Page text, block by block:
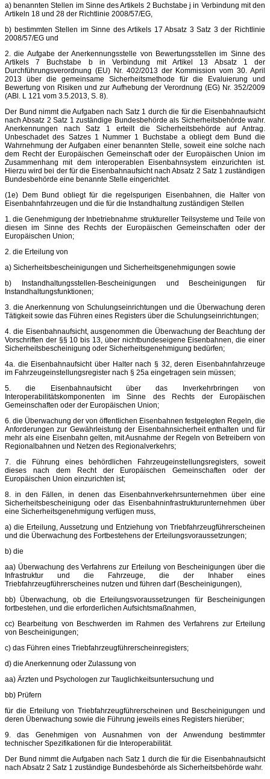
a) benannten Stellen im Sinne des Artikels 2 Buchstabe j in Verbindung mit den
Artikeln 18 und 28 der Richtlinie 2008/57/EG,
b) bestimmten Stellen im Sinne des Artikels 17 Absatz 3 Satz 3 der Richtlinie
2008/57/EG und
2. die Aufgabe der Anerkennungsstelle von Bewertungsstellen im Sinne des
Artikels 7 Buchstabe b in Verbindung mit Artikel 13 Absatz 1 der
Durchführungsverordnung (EU) Nr. 402/2013 der Kommission vom 30. April
2013 über die gemeinsame Sicherheitsmethode für die Evaluierung und
Bewertung von Risiken und zur Aufhebung der Verordnung (EG) Nr. 352/2009
(ABl. L 121 vom 3.5.2013, S. 8).
Der Bund nimmt die Aufgaben nach Satz 1 durch die für die Eisenbahnaufsicht
nach Absatz 2 Satz 1 zuständige Bundesbehörde als Sicherheitsbehörde wahr.
Anerkennungen nach Satz 1 erteilt die Sicherheitsbehörde auf Antrag.
Unbeschadet des Satzes 1 Nummer 1 Buchstabe a obliegt dem Bund die
Wahrnehmung der Aufgaben einer benannten Stelle, soweit eine solche nach
dem Recht der Europäischen Gemeinschaft oder der Europäischen Union im
Zusammenhang mit dem interoperablen Eisenbahnsystem einzurichten ist.
Hierzu wird bei der für die Eisenbahnaufsicht nach Absatz 2 Satz 1 zuständigen
Bundesbehörde eine benannte Stelle eingerichtet.
(1e) Dem Bund obliegt für die regelspurigen Eisenbahnen, die Halter von
Eisenbahnfahrzeugen und die für die Instandhaltung zuständigen Stellen
1. die Genehmigung der Inbetriebnahme struktureller Teilsysteme und Teile von
diesen im Sinne des Rechts der Europäischen Gemeinschaften oder der
Europäischen Union;
2. die Erteilung von
a) Sicherheitsbescheinigungen und Sicherheitsgenehmigungen sowie
b) Instandhaltungsstellen-Bescheinigungen und Bescheinigungen für
Instandhaltungsfunktionen;
3. die Anerkennung von Schulungseinrichtungen und die Überwachung deren
Tätigkeit sowie das Führen eines Registers über die Schulungseinrichtungen;
4. die Eisenbahnaufsicht, ausgenommen die Überwachung der Beachtung der
Vorschriften der §§ 10 bis 13, über nichtbundeseigene Eisenbahnen, die einer
Sicherheitsbescheinigung oder Sicherheitsgenehmigung bedürfen;
4a. die Eisenbahnaufsicht über Halter nach § 32, deren Eisenbahnfahrzeuge
im Fahrzeugeinstellungsregister nach § 25a eingetragen sein müssen;
5. die Eisenbahnaufsicht über das Inverkehrbringen von
Interoperabilitätskomponenten im Sinne des Rechts der Europäischen
Gemeinschaften oder der Europäischen Union;
6. die Überwachung der von öffentlichen Eisenbahnen festgelegten Regeln, die
Anforderungen zur Gewährleistung der Eisenbahnsicherheit enthalten und für
mehr als eine Eisenbahn gelten, mit Ausnahme der Regeln von Betreibern von
Regionalbahnen und Netzen des Regionalverkehrs;
7. die Führung eines behördlichen Fahrzeugeinstellungsregisters, soweit
dieses nach dem Recht der Europäischen Gemeinschaften oder der
Europäischen Union einzurichten ist;
8. in den Fällen, in denen das Eisenbahnverkehrsunternehmen über eine
Sicherheitsbescheinigung oder das Eisenbahninfrastrukturunternehmen über
eine Sicherheitsgenehmigung verfügen muss,
a) die Erteilung, Aussetzung und Entziehung von Triebfahrzeugführerscheinen
und die Überwachung des Fortbestehens der Erteilungsvoraussetzungen;
b) die
aa) Überwachung des Verfahrens zur Erteilung von Bescheinigungen über die
Infrastruktur und die Fahrzeuge, die der Inhaber eines
Triebfahrzeugführerscheines nutzen und führen darf (Bescheinigungen),
bb) Überwachung, ob die Erteilungsvoraussetzungen für Bescheinigungen
fortbestehen, und die erforderlichen Aufsichtsmaßnahmen,
cc) Bearbeitung von Beschwerden im Rahmen des Verfahrens zur Erteilung
von Bescheinigungen;
c) das Führen eines Triebfahrzeugführerscheinregisters;
d) die Anerkennung oder Zulassung von
aa) Ärzten und Psychologen zur Tauglichkeitsuntersuchung und
bb) Prüfern
für die Erteilung von Triebfahrzeugführerscheinen und Bescheinigungen und
deren Überwachung sowie die Führung jeweils eines Registers hierüber;
9. das Genehmigen von Ausnahmen von der Anwendung bestimmter
technischer Spezifikationen für die Interoperabilität.
Der Bund nimmt die Aufgaben nach Satz 1 durch die für die Eisenbahnaufsicht
nach Absatz 2 Satz 1 zuständige Bundesbehörde als Sicherheitsbehörde wahr.